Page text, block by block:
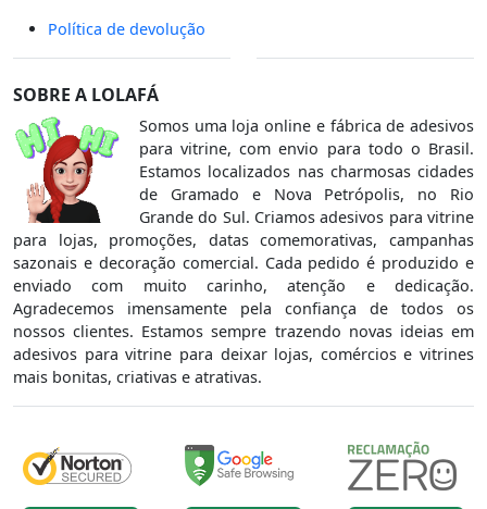
Política de devolução
SOBRE A LOLAFÁ
Somos uma loja online e fábrica de adesivos
para vitrine, com envio para todo o Brasil.
Estamos localizados nas charmosas cidades
de Gramado e Nova Petrópolis, no Rio
Grande do Sul. Criamos adesivos para vitrine
para lojas, promoções, datas comemorativas, campanhas
sazonais e decoração comercial. Cada pedido é produzido e
enviado com muito carinho, atenção e dedicação.
Agradecemos imensamente pela confiança de todos os
nossos clientes. Estamos sempre trazendo novas ideias em
adesivos para vitrine para deixar lojas, comércios e vitrines
mais bonitas, criativas e atrativas.